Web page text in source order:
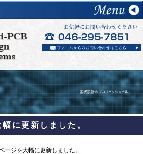
に更新しました。
ージを大幅に更新しました。